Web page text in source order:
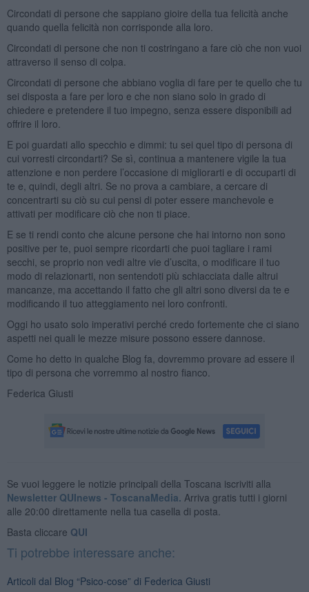
Circondati di persone che sappiano gioire della tua felicità anche
quando quella felicità non corrisponde alla loro.
Circondati di persone che non ti costringano a fare ciò che non vuoi
attraverso il senso di colpa.
Circondati di persone che abbiano voglia di fare per te quello che tu
sei disposta a fare per loro e che non siano solo in grado di
chiedere e pretendere il tuo impegno, senza essere disponibili ad
offrire il loro.
E poi guardati allo specchio e dimmi: tu sei quel tipo di persona di
cui vorresti circondarti? Se sì, continua a mantenere vigile la tua
attenzione e non perdere l’occasione di migliorarti e di occuparti di
te e, quindi, degli altri. Se no prova a cambiare, a cercare di
concentrarti su ciò su cui pensi di poter essere manchevole e
attivati per modificare ciò che non ti piace.
E se ti rendi conto che alcune persone che hai intorno non sono
positive per te, puoi sempre ricordarti che puoi tagliare i rami
secchi, se proprio non vedi altre vie d’uscita, o modificare il tuo
modo di relazionarti, non sentendoti più schiacciata dalle altrui
mancanze, ma accettando il fatto che gli altri sono diversi da te e
modificando il tuo atteggiamento nei loro confronti.
Oggi ho usato solo imperativi perché credo fortemente che ci siano
aspetti nei quali le mezze misure possono essere dannose.
Come ho detto in qualche Blog fa, dovremmo provare ad essere il
tipo di persona che vorremmo al nostro fianco.
Federica Giusti
Se vuoi leggere le notizie principali della Toscana iscriviti alla
Newsletter QUInews - ToscanaMedia. Arriva gratis tutti i giorni
alle 20:00 direttamente nella tua casella di posta.
Basta cliccare QUI
Ti potrebbe interessare anche:
Articoli dal Blog “Psico-cose” di Federica Giusti